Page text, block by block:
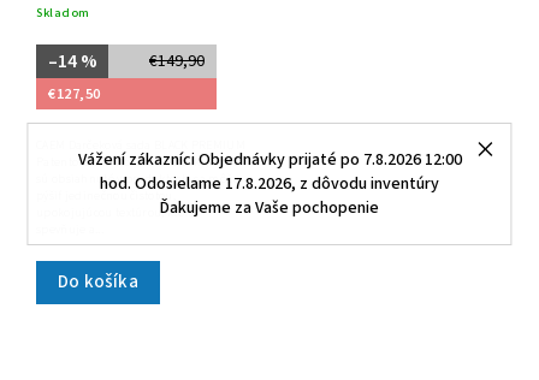
Vážení zákazníci Objednávky prijaté po 7.8.2026 12:00
hod. Odosielame 17.8.2026, z dôvodu inventúry
Ďakujeme za Vaše pochopenie
Skladom
€149,90
–14 %
€127,50
Do košíka
Patentované a dovážané zložky, ktoré
sú obsiahnuté v produktoch, sa môžu
pýšiť jedinečnou čistotou,
upokojujúcou textúrou, ktorá